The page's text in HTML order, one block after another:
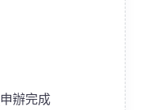
申辦完成